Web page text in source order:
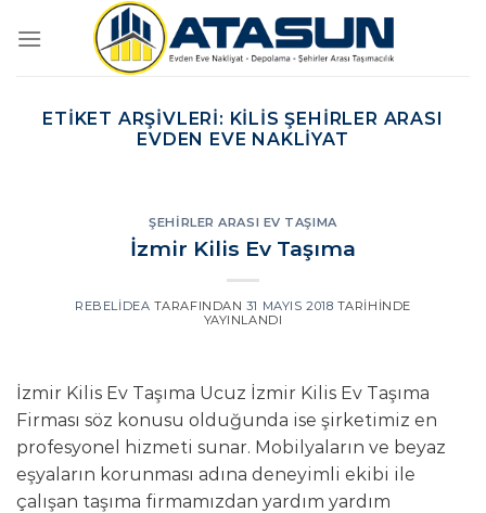
atla
ETIKET ARŞIVLERI: KILIS ŞEHIRLER ARASI
EVDEN EVE NAKLIYAT
ŞEHIRLER ARASI EV TAŞIMA
İzmir Kilis Ev Taşıma
REBELIDEA TARAFINDAN 31 MAYIS 2018 TARIHINDE
YAYINLANDI
İzmir Kilis Ev Taşıma Ucuz İzmir Kilis Ev Taşıma
Firması söz konusu olduğunda ise şirketimiz en
profesyonel hizmeti sunar. Mobilyaların ve beyaz
eşyaların korunması adına deneyimli ekibi ile
çalışan taşıma firmamızdan yardım yardım